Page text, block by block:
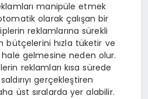
manipüle etmek
olarak çalışan bir
reklamlarına sürekli
bütçelerini hızla tüketir ve
hale gelmesine neden olur.
reklamları kısa sürede
gerçekleştiren
üst sıralarda yer alabilir.